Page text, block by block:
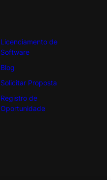
Licenciamento de
Software
Blog
Solicitar Proposta
Registro de
Oportunidade